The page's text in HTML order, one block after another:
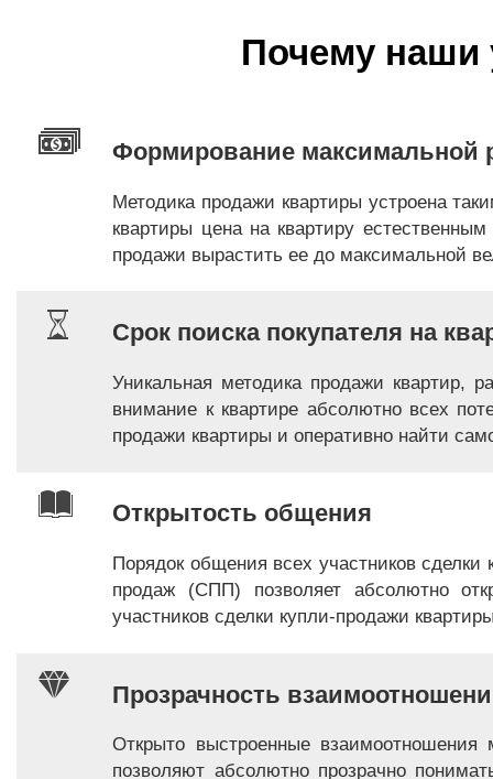
Почему наши
Формирование максимальной
Методика продажи квартиры устроена
квартиры цена на квартиру
продажи вырастить ее до максимальной
Срок поиска покупателя на
Уникальная методика продажи квартир,
внимание к квартире абсолютно всех
продажи квартиры и оперативно найти
Открытость общения
Порядок общения всех участников
продаж (СПП) позволяет абсолютно
участников сделки купли-продажи
Прозрачность
Открыто выстроенные
позволяют абсолютно прозрачно